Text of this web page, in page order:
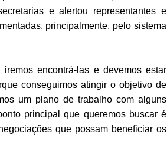
e alertou representantes e
principalmente, pelo sistema
encontrá-las e devemos estar
conseguimos atingir o objetivo de
um plano de trabalho com alguns
principal que queremos buscar é
que possam beneficiar os